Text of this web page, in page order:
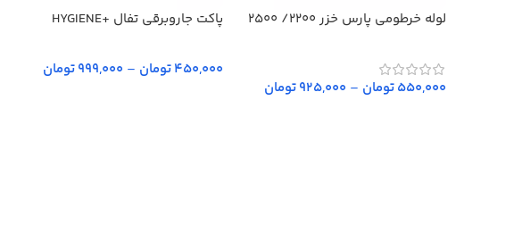
لوله خرطومی پارس خزر 2200/ 2500
550,000 تومان – 925,000 تومان
پاکت جاروبرقی تفال +HYGIENE
450,000 تومان – 999,000 تومان